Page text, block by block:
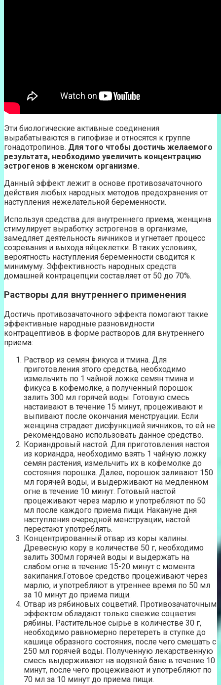
Эти биологические активные соединения
вырабатываются в гипофизе и относятся к группе
гонадотропинов. Для того чтобы достичь желаемого
результата, необходимо увеличить концентрацию
эстрогенов в женском организме.
Данный эффект лежит в основе противозачаточного
действия любых народных методов предохранения от
наступления нежелательной беременности.
Используя средства для внутреннего приема, женщина
стимулирует выработку эстрогенов в организме,
замедляет деятельность яичников и угнетает процесс
созревания и выхода яйцеклетки. В таких условиях,
вероятность наступления беременности сводится к
минимуму. Эффективность народных средств
домашней контрацепции составляет от 50 до 70%.
Растворы для внутреннего применения
Достичь противозачаточного эффекта помогают такие
эффективные народные разновидности
контрацептивов в форме растворов для внутреннего
приема:
Раствор из семян фикуса и тмина. Для
приготовления этого средства, необходимо
измельчить по 1 чайной ложке семян тмина и
фикуса в кофемолке, а полученный порошок
залить 300 мл горячей воды. Готовую смесь
настаивают в течение 15 минут, процеживают и
выпивают после окончания менструации. Если
женщина страдает дисфункцией яичников, то ей не
рекомендовано использовать данное средство.
Кориандровый настой. Для приготовления настоя
из кориандра, необходимо взять 1 чайную ложку
семян растения, измельчить их в кофемолке до
состояния порошка. Далее, порошок заливают 150
мл горячей воды, и выдерживают на медленном
огне в течение 10 минут. Готовый настой
процеживают через марлю и употребляют по 50
мл после каждого приема пищи. Накануне дня
наступления очередной менструации, настой
перестают употреблять.
Концентрированный отвар из коры калины.
Древесную кору в количестве 50 г, необходимо
залить 300мл горячей воды и выдержать на
слабом огне в течение 15-20 минут с момента
закипания.Готовое средство процеживают через
марлю, и употребляют в утреннее время по 50 мл
за 10 минут до приема пищи.
Отвар из рябиновых соцветий. Противозачаточным
эффектом обладают только свежие соцветия
рябины. Растительное сырье в количестве 30 г,
необходимо равномерно перетереть в ступке до
кашице образного состояния, после чего смешать с
250 мл горячей воды. Полученную лекарственную
смесь выдерживают на водяной бане в течение 10
минут, после чего процеживают и употребляют по
70 мл за 10 минут до приема пищи.